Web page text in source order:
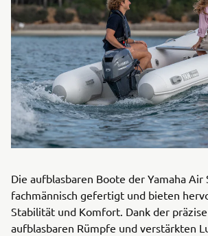
Die aufblasbaren Boote der Yamaha Air
fachmännisch gefertigt und bieten
Stabilität und Komfort. Dank der
aufblasbaren Rümpfe und verstärkten